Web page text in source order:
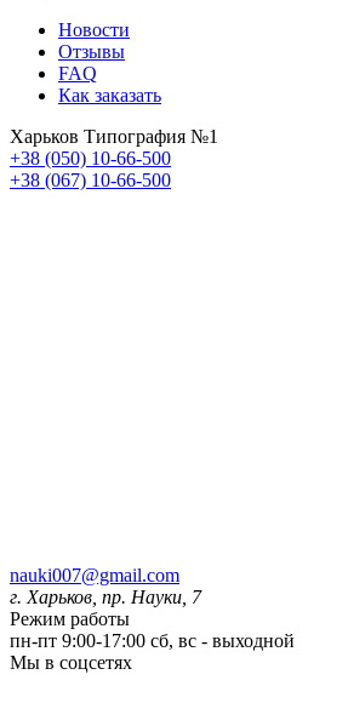
Новости
Отзывы
FAQ
Как заказать
Харьков Типография №1
+38 (050) 10-66-500
+38 (067) 10-66-500
nauki007@gmail.com
г. Харьков, пр. Науки, 7
Режим работы
пн-пт 9:00-17:00 сб, вс - выходной
Мы в соцсетях